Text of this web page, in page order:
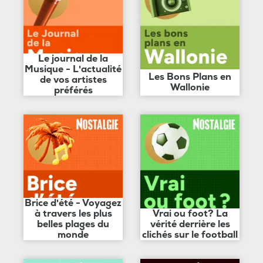
Le journal de la
Musique - L'actualité
de vos artistes
préférés
Les Bons Plans en
Wallonie
Brice d'été - Voyagez
à travers les plus
belles plages du
monde
Vrai ou foot? La
vérité derrière les
clichés sur le football